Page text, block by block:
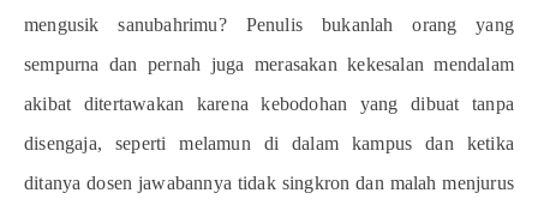
mengusik sanubahrimu? Penulis bukanlah orang yang
sempurna dan pernah juga merasakan kekesalan mendalam
akibat ditertawakan karena kebodohan yang dibuat tanpa
disengaja, seperti melamun di dalam kampus dan ketika
ditanya dosen jawabannya tidak singkron dan malah menjurus